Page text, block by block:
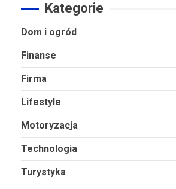
Kategorie
Dom i ogród
Finanse
Firma
Lifestyle
Motoryzacja
Technologia
Turystyka